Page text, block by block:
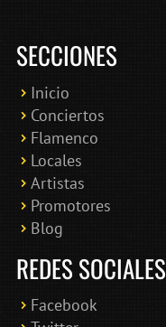
SECCIONES
Inicio
Conciertos
Flamenco
Locales
Artistas
Promotores
Blog
REDES SOCIALES
Facebook